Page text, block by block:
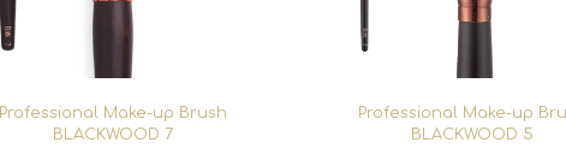
Professional Make-up Brush
BLACKWOOD 7
Professional Make-up
BLACKWOOD 5